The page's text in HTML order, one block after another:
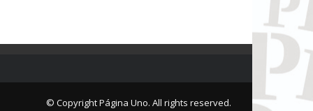
© Copyright Página Uno. All rights reserved.